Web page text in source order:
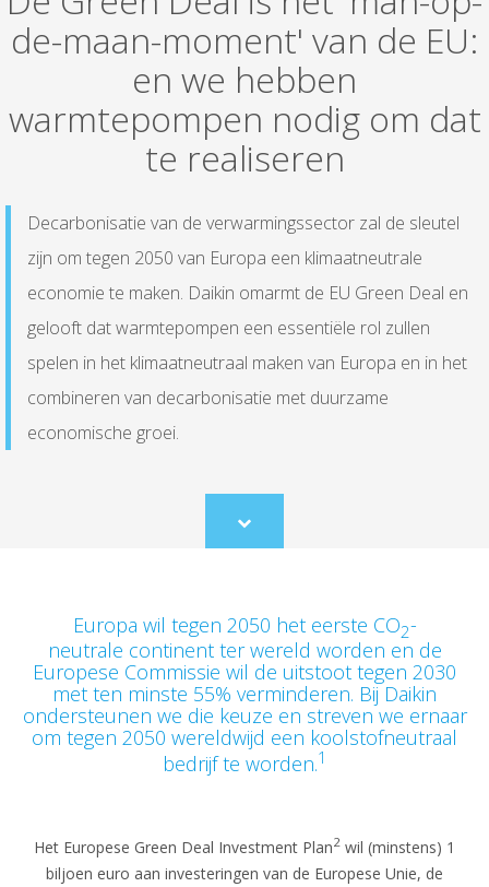
de-maan-moment' van de EU:
en we hebben
warmtepompen nodig om dat
te realiseren
Decarbonisatie van de verwarmingssector zal de sleutel
zijn om tegen 2050 van Europa een klimaatneutrale
economie te maken. Daikin omarmt de EU Green Deal en
gelooft dat warmtepompen een essentiële rol zullen
spelen in het klimaatneutraal maken van Europa en in het
combineren van decarbonisatie met duurzame
economische groei.
Scroll
to
Europa wil tegen 2050 het eerste CO2-
neutrale continent ter wereld worden en de
Europese Commissie wil de uitstoot tegen 2030
met ten minste 55% verminderen. Bij Daikin
ondersteunen we die keuze en streven we ernaar
om tegen 2050 wereldwijd een koolstofneutraal
bedrijf te worden.1
Het Europese Green Deal Investment Plan2 wil (minstens) 1
biljoen euro aan investeringen van de Europese Unie, de